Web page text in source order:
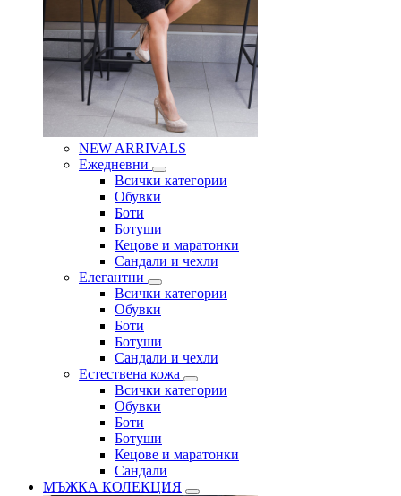
NEW ARRIVALS
Ежедневни
Всички категории
Обувки
Боти
Ботуши
Кецове и маратонки
Сандали и чехли
Елегантни
Всички категории
Обувки
Боти
Ботуши
Сандали и чехли
Естествена кожа
Всички категории
Обувки
Боти
Ботуши
Кецове и маратонки
Сандали
МЪЖКА КОЛЕКЦИЯ